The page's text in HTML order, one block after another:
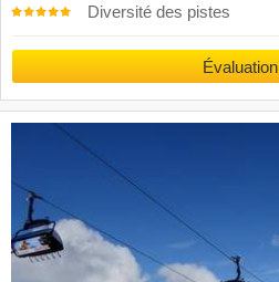
Diversité des pistes
Évaluation